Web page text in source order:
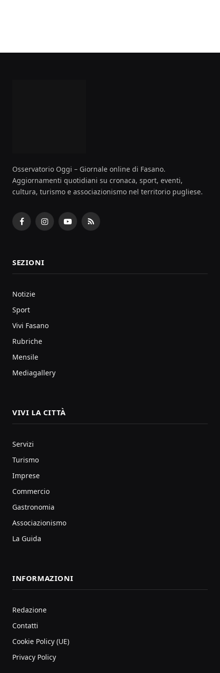
Osservatorio Oggi – Giornale online di Fasano.
Aggiornamenti quotidiani su cronaca, sport, eventi,
cultura, turismo e associazionismo nel territorio pugliese.
FacebookInstagramYouTubeRSS
SEZIONI
Notizie
Sport
Vivi Fasano
Rubriche
Mensile
Mediagallery
VIVI LA CITTÀ
Servizi
Turismo
Imprese
Commercio
Gastronomia
Associazionismo
La Guida
INFORMAZIONI
Redazione
Contatti
Cookie Policy (UE)
Privacy Policy